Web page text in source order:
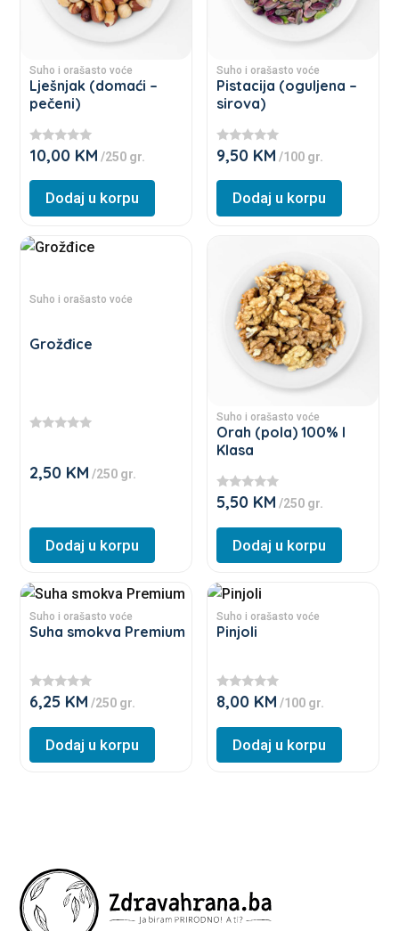
Suho i orašasto voće
Lješnjak (domaći –
pečeni)
★
★
★
10,00 KM /250 gr.
options
may
be
chosen
on
the
product
pageDodaj u korpu
Suho i orašasto voće
Pistacija (oguljena –
sirova)
★
★
★
9,50 KM /100 gr.
may
be
chosen
on
the
product
pageDodaj u korpu
Suho i orašasto voće
Grožđice
★
2,50 KM /250 gr.
This
has
variants.
be
on
product
pageDodaj u korpu
Suho i orašasto voće
Orah (pola) 100% I
Klasa
★
★
★
5,50 KM /250 gr.
multiple
variants.
may
be
chosen
on
the
product
pageDodaj u korpu
Suho i orašasto voće
Suha smokva Premium
★
★
★
6,25 KM /250 gr.
This
product
has
variants.
The
options
may
product
page
Dodaj u korpu
Suho i orašasto voće
Pinjoli
★
★
★
8,00 KM /100 gr.
This
product
has
variants.
The
options
may
page
Dodaj u korpu